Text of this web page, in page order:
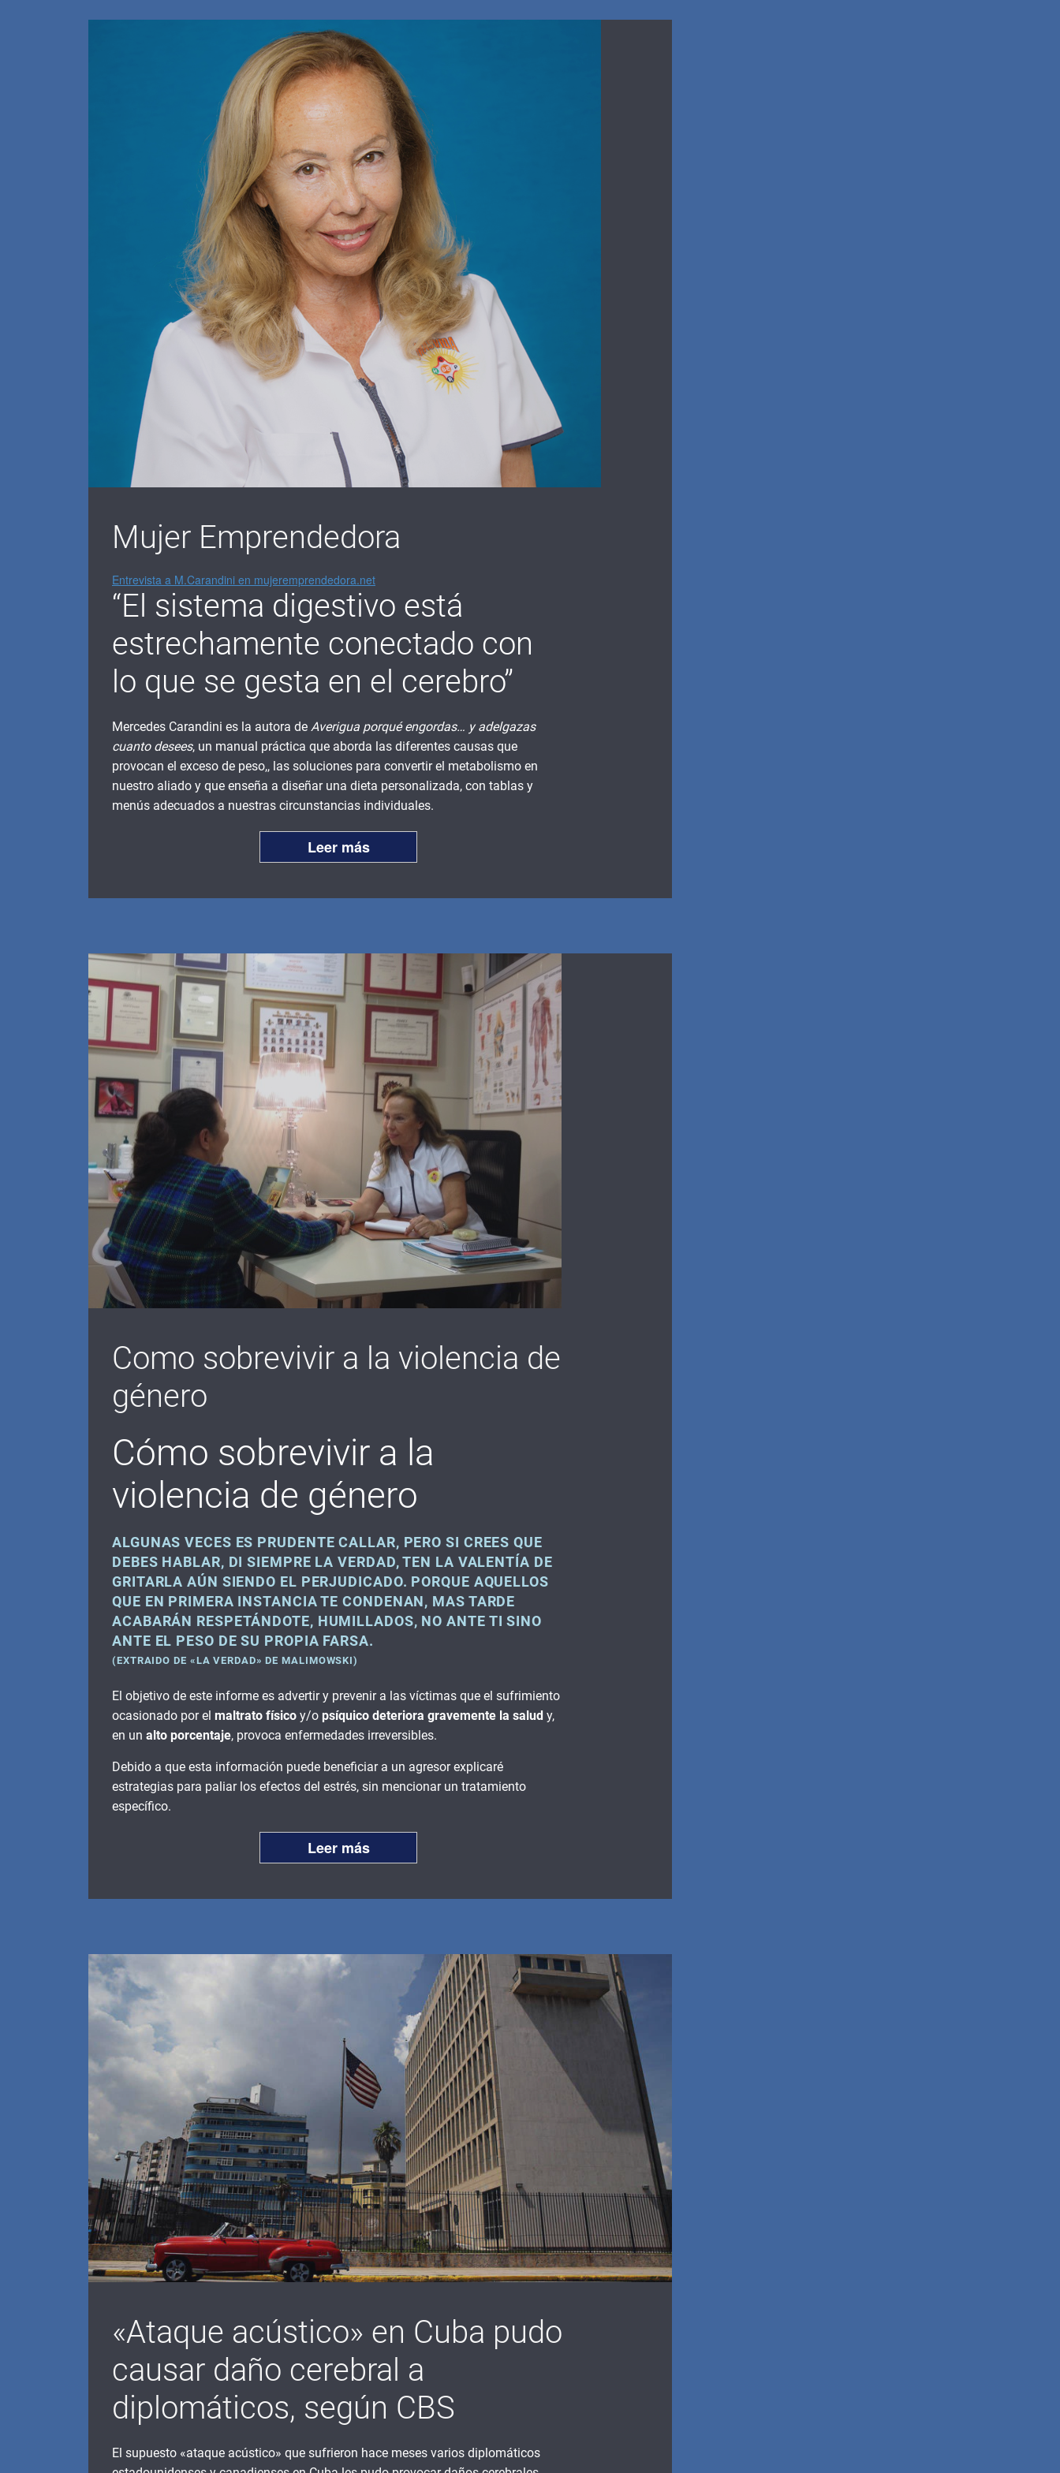
Mujer Emprendedora
Entrevista a M.Carandini en mujeremprendedora.net
“El sistema digestivo está
estrechamente conectado con
lo que se gesta en el cerebro”
Mercedes Carandini es la autora de Averigua porqué engordas… y adelgazas
cuanto desees, un manual práctica que aborda las diferentes causas que
provocan el exceso de peso,, las soluciones para convertir el metabolismo en
nuestro aliado y que enseña a diseñar una dieta personalizada, con tablas y
menús adecuados a nuestras circunstancias individuales.
Leer más
Como sobrevivir a la violencia de
género
Cómo sobrevivir a la
violencia de género
ALGUNAS VECES ES PRUDENTE CALLAR, PERO SI CREES QUE
DEBES HABLAR, DI SIEMPRE LA VERDAD, TEN LA VALENTÍA DE
GRITARLA AÚN SIENDO EL PERJUDICADO. PORQUE AQUELLOS
QUE EN PRIMERA INSTANCIA TE CONDENAN, MAS TARDE
ACABARÁN RESPETÁNDOTE, HUMILLADOS, NO ANTE TI SINO
ANTE EL PESO DE SU PROPIA FARSA.
(EXTRAIDO DE «LA VERDAD» DE MALIMOWSKI)
El objetivo de este informe es advertir y prevenir a las víctimas que el sufrimiento
ocasionado por el maltrato físico y/o psíquico deteriora gravemente la salud y,
en un alto porcentaje, provoca enfermedades irreversibles.
Debido a que esta información puede beneficiar a un agresor explicaré
estrategias para paliar los efectos del estrés, sin mencionar un tratamiento
específico.
Leer más
«Ataque acústico» en Cuba pudo
causar daño cerebral a
diplomáticos, según CBS
El supuesto «ataque acústico» que sufrieron hace meses varios diplomáticos